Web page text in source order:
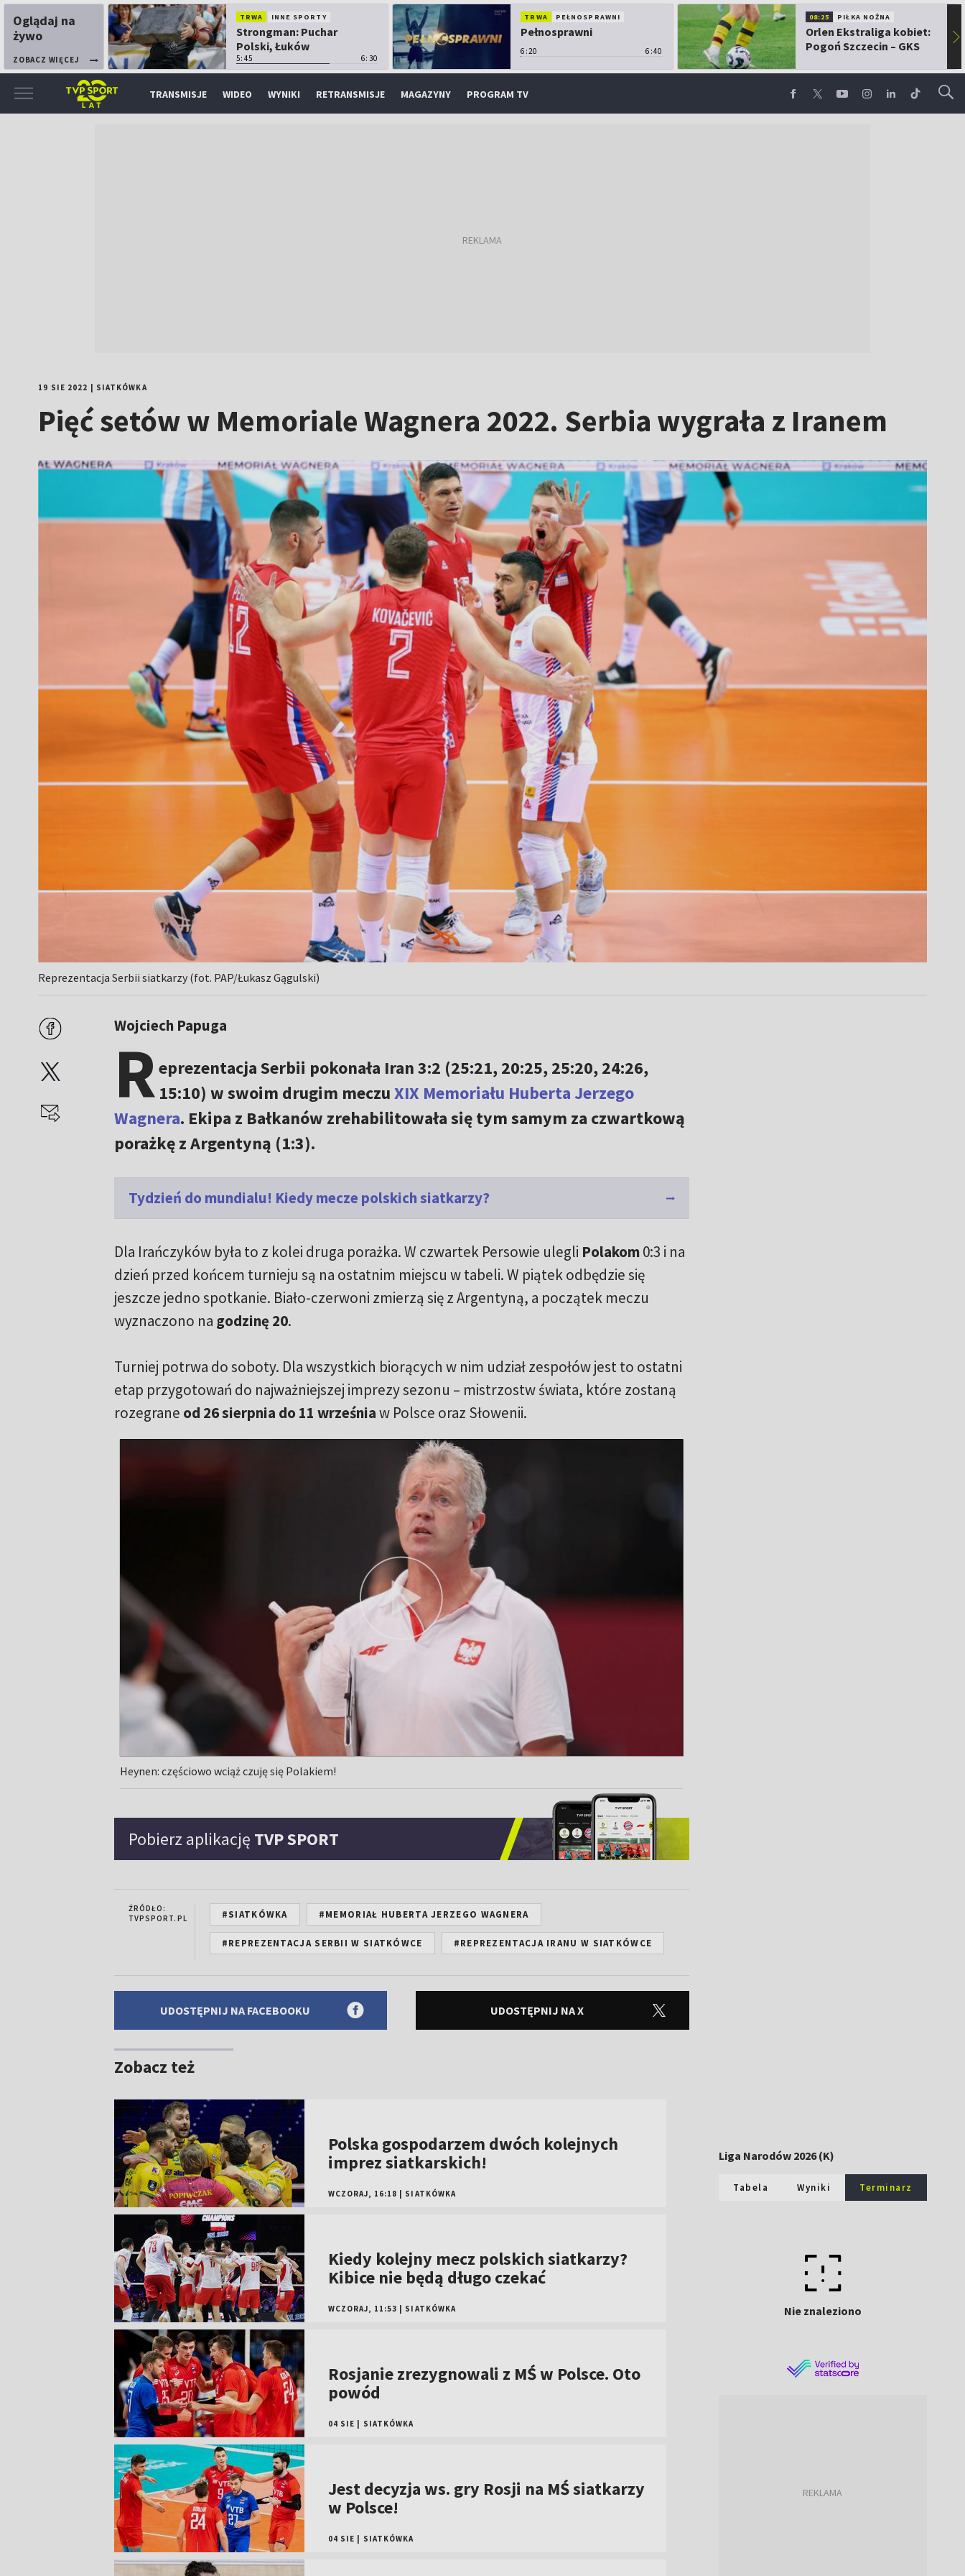
Oglądaj na
żywo
ZOBACZ WIĘCEJ
TRWA INNE SPORTY
Strongman: Puchar
Polski, Łuków
5:45 6:30
TRWA PEŁNOSPRAWNI
Pełnosprawni
6:20 6:40
08:25 PIŁKA NOŻNA
Orlen Ekstraliga kobiet:
Pogoń Szczecin – GKS
▶
TRANSMISJE WIDEO WYNIKI RETRANSMISJE MAGAZYNY PROGRAM TV
19 SIE 2022 SIATKÓWKA
Pięć setów w Memoriale Wagnera 2022. Serbia wygrała z Iranem
Reprezentacja Serbii siatkarzy (fot. PAP/Łukasz Gągulski)
Wojciech Papuga
Reprezentacja Serbii pokonała Iran 3:2 (25:21, 20:25, 25:20, 24:26,
15:10) w swoim drugim meczuXIX Memoriału Huberta Jerzego
Wagnera. Ekipa z Bałkanów zrehabilitowała się tym samym za czwartkową
porażkę z Argentyną (1:3).
Tydzień do mundialu! Kiedy mecze polskich siatkarzy?
Dla Irańczyków była to z kolei druga porażka. W czwartek Persowie ulegli Polakom0:3 i na
dzień przed końcem turnieju są na ostatnim miejscu w tabeli. W piątek odbędzie się
jeszcze jedno spotkanie. Biało-czerwoni zmierzą się z Argentyną, a początek meczu
wyznaczono na godzinę 20.
Turniej potrwa do soboty. Dla wszystkich biorących w nim udział zespołów jest to ostatni
etap przygotowań do najważniejszej imprezy sezonu – mistrzostw świata, które zostaną
rozegrane od 26 sierpnia do 11 wrześniaw Polsce oraz Słowenii.
Heynen: częściowo wciąż czuję się Polakiem!
Pobierz aplikację TVP SPORT
ŹRÓDŁO:
TVPSPORT.PL
#SIATKÓWKA #MEMORIAŁ HUBERTA JERZEGO WAGNERA
#REPREZENTACJA SERBII W SIATKÓWCE #REPREZENTACJA IRANU W SIATKÓWCE
UDOSTĘPNIJ NA FACEBOOKU UDOSTĘPNIJ NA X
Zobacz też
Polska gospodarzem dwóch kolejnych
imprez siatkarskich!
WCZORAJ, 16:18 SIATKÓWKA
Kiedy kolejny mecz polskich siatkarzy?
Kibice nie będą długo czekać
WCZORAJ, 11:53 SIATKÓWKA
Rosjanie zrezygnowali z MŚ w Polsce. Oto
powód
04 SIE SIATKÓWKA
Jest decyzja ws. gry Rosji na MŚ siatkarzy
w Polsce!
04 SIE SIATKÓWKA
Liga Narodów 2026 (K)
Tabela Wyniki Terminarz
Nie znaleziono